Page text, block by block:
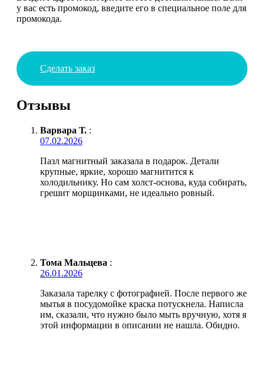
у вас есть промокод, введите его в специальное поле для
промокода.
Сделать заказ
Отзывы
Варвара Т. :
07.02.2026
Пазл магнитный заказала в подарок. Детали
крупные, яркие, хорошо магнитится к
холодильнику. Но сам холст-основа, куда собирать,
грешит морщинками, не идеально ровный.
Тома Мальцева :
26.01.2026
Заказала тарелку с фотографией. После первого же
мытья в посудомойке краска потускнела. Написла
им, сказали, что нужно было мыть вручную, хотя я
этой информации в описании не нашла. Обидно.